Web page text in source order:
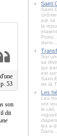
53
son
dit
Saint
Saint
est né
la
Porto.
dans...
Sur
sa
qui
est
Saint-
de la
Les
Les
ont
le ciel,
les a
Dans...